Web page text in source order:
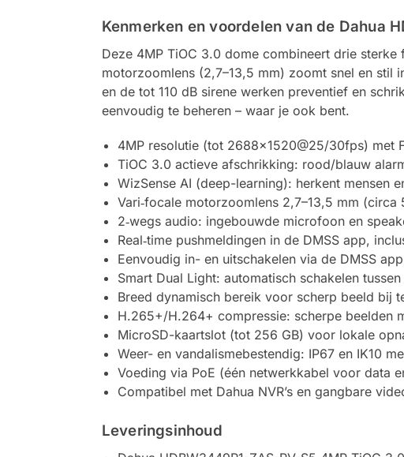
Kenmerken en voordelen van de Dahua
Deze 4MP TiOC 3.0 dome combineert drie
motorzoomlens (2,7–13,5 mm) zoomt snel en
en de tot 110 dB sirene werken preventief en
eenvoudig te beheren – waar je ook bent.
4MP resolutie (tot 2688×1520@25/30fps) met
TiOC 3.0 actieve afschrikking: rood/blauw
WizSense AI (deep-learning): herkent mensen
Vari‑focale motorzoomlens 2,7–13,5 mm
2‑wegs audio: ingebouwde microfoon en
Real‑time pushmeldingen in de DMSS app,
Eenvoudig in- en uitschakelen via de DMSS
Smart Dual Light: automatisch schakelen
Breed dynamisch bereik voor scherp beeld bij
H.265+/H.264+ compressie: scherpe beelden
MicroSD-kaartslot (tot 256 GB) voor lokale
Weer- en vandalismebestendig: IP67 en IK10
Voeding via PoE (één netwerkkabel voor data
Compatibel met Dahua NVR’s en gangbare
Leveringsinhoud